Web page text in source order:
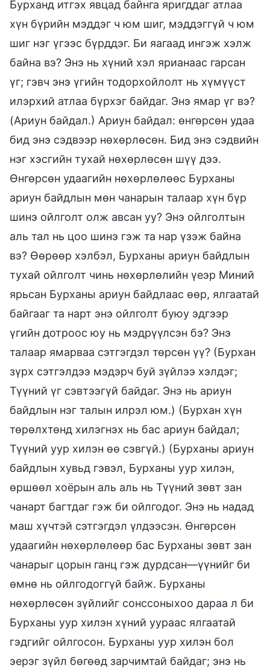
Бурханд итгэх явцад байнга яригддаг атлаа
хүн бүрийн мэддэг ч юм шиг, мэддэггүй ч юм
шиг нэг үгээс бүрддэг. Би яагаад ингэж хэлж
байна вэ? Энэ нь хүний хэл ярианаас гарсан
үг; гэвч энэ үгийн тодорхойлолт нь хүмүүст
илэрхий атлаа бүрхэг байдаг. Энэ ямар үг вэ?
(Ариун байдал.) Ариун байдал: өнгөрсөн удаа
бид энэ сэдвээр нөхөрлөсөн. Бид энэ сэдвийн
нэг хэсгийн тухай нөхөрлөсөн шүү дээ.
Өнгөрсөн удаагийн нөхөрлөлөөс Бурханы
ариун байдлын мөн чанарын талаар хүн бүр
шинэ ойлголт олж авсан уу? Энэ ойлголтын
аль тал нь цоо шинэ гэж та нар үзэж байна
вэ? Өөрөөр хэлбэл, Бурханы ариун байдлын
тухай ойлголт чинь нөхөрлөлийн үеэр Миний
ярьсан Бурханы ариун байдлаас өөр, ялгаатай
байгааг та нарт энэ ойлголт буюу эдгээр
үгийн дотроос юу нь мэдрүүлсэн бэ? Энэ
талаар ямарваа сэтгэгдэл төрсөн үү? (Бурхан
зүрх сэтгэлдээ мэдэрч буй зүйлээ хэлдэг;
Түүний үг сэвтээгүй байдаг. Энэ нь ариун
байдлын нэг талын илрэл юм.) (Бурхан хүн
төрөлхтөнд хилэгнэх нь бас ариун байдал;
Түүний уур хилэн өө сэвгүй.) (Бурханы ариун
байдлын хувьд гэвэл, Бурханы уур хилэн,
өршөөл хоёрын аль аль нь Түүний зөвт зан
чанарт багтдаг гэж би ойлгодог. Энэ нь надад
маш хүчтэй сэтгэгдэл үлдээсэн. Өнгөрсөн
удаагийн нөхөрлөлөөр бас Бурханы зөвт зан
чанарыг цорын ганц гэж дурдсан—үүнийг би
өмнө нь ойлгодоггүй байж. Бурханы
нөхөрлөсөн зүйлийг сонссоныхоо дараа л би
Бурханы уур хилэн хүний уураас ялгаатай
гэдгийг ойлгосон. Бурханы уур хилэн бол
эерэг зүйл бөгөөд зарчимтай байдаг; энэ нь